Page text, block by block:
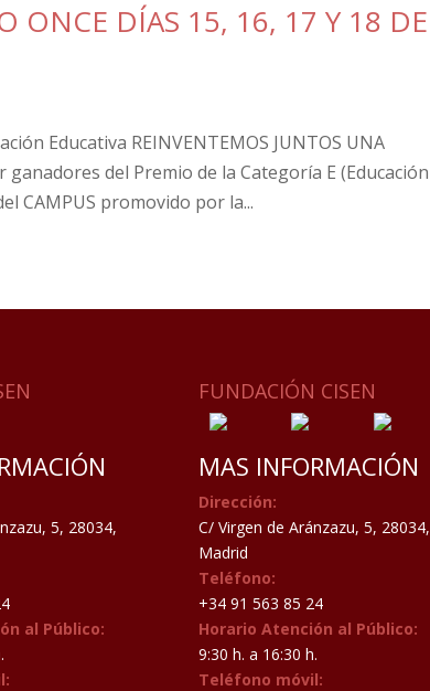
ONCE DÍAS 15, 16, 17 Y 18 DE
Educativa REINVENTEMOS JUNTOS UNA
ganadores del Premio de la Categoría E (Educación
CAMPUS promovido por la...
5, 28034,
al Público:
FUNDACIÓN CISEN
MAS INFORMACIÓN
Dirección:
C/ Virgen de Aránzazu, 5, 28034,
Madrid
Teléfono:
+34 91 563 85 24
Horario Atención al Público:
9:30 h. a 16:30 h.
Teléfono móvil: